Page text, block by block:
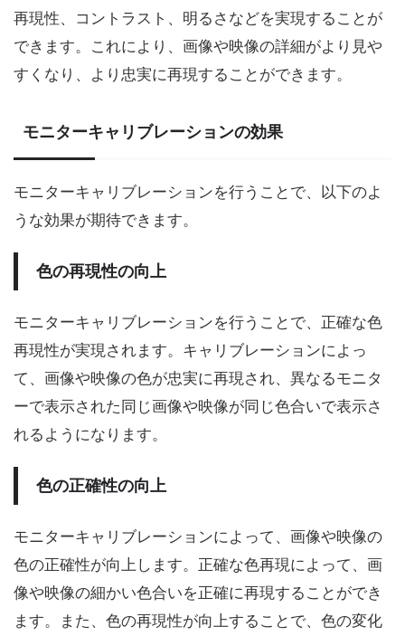
再現性、コントラスト、明るさなどを実現することが
できます。これにより、画像や映像の詳細がより見や
すくなり、より忠実に再現することができます。
モニターキャリブレーションの効果
モニターキャリブレーションを行うことで、以下のよ
うな効果が期待できます。
色の再現性の向上
モニターキャリブレーションを行うことで、正確な色
再現性が実現されます。キャリブレーションによっ
て、画像や映像の色が忠実に再現され、異なるモニタ
ーで表示された同じ画像や映像が同じ色合いで表示さ
れるようになります。
色の正確性の向上
モニターキャリブレーションによって、画像や映像の
色の正確性が向上します。正確な色再現によって、画
像や映像の細かい色合いを正確に再現することができ
ます。また、色の再現性が向上することで、色の変化